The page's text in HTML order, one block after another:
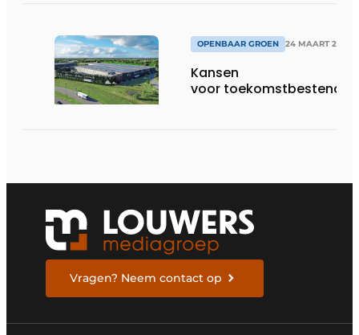
OPENBAAR GROEN 24 MAART 2026
Kansen
voor
Vragen? Neem contact op